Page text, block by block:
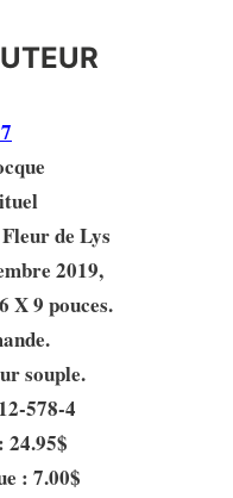
de Lys
2019,
X 9 pouces.
souple.
578-4
: 7.00$